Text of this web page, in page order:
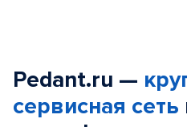
Pedant.ru —
сервисная сеть